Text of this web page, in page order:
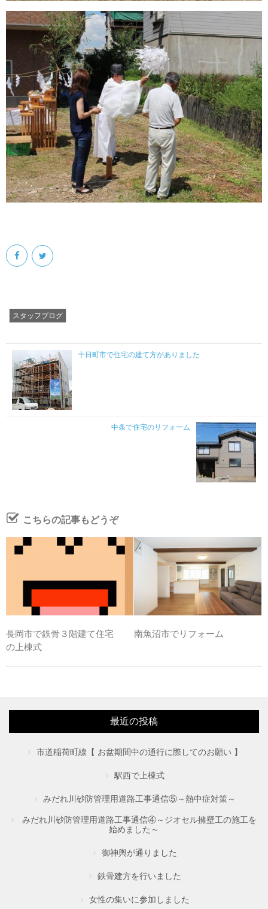
スタッフブログ
十日町市で住宅の建て方がありました
中条で住宅のリフォーム
こちらの記事もどうぞ
長岡市で鉄骨３階建て住宅
の上棟式
南魚沼市でリフォーム
最近の投稿
市道稲荷町線【 お盆期間中の通行に際してのお願い 】
駅西で上棟式
みだれ川砂防管理用道路工事通信⑤～熱中症対策～
みだれ川砂防管理用道路工事通信④～ジオセル擁壁工の施工を
始めました～
御神輿が通りました
鉄骨建方を行いました
女性の集いに参加しました